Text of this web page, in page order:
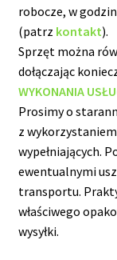
robocze, w
(patrz kontakt).
Sprzęt można
dołączając
WYKONANIA
Prosimy o
z
wypełniających.
ewentualnymi
transportu.
właściwego
wysyłki.